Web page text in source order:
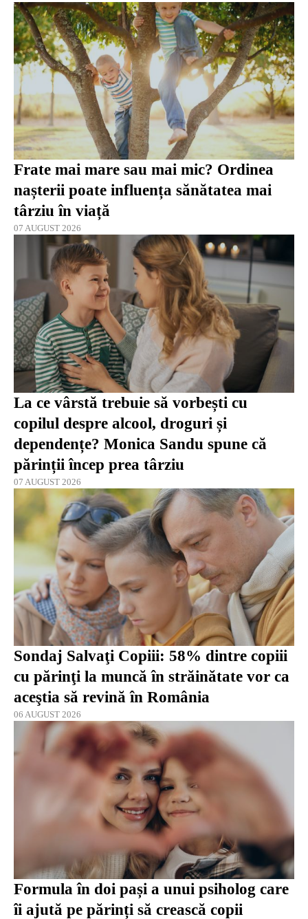
Frate mai mare sau mai mic? Ordinea
nașterii poate influența sănătatea mai
târziu în viață
07 AUGUST 2026
La ce vârstă trebuie să vorbești cu
copilul despre alcool, droguri și
dependențe? Monica Sandu spune că
părinții încep prea târziu
07 AUGUST 2026
Sondaj Salvaţi Copiii: 58% dintre copiii
cu părinţi la muncă în străinătate vor ca
aceştia să revină în România
06 AUGUST 2026
Formula în doi pași a unui psiholog care
îi ajută pe părinți să crească copii